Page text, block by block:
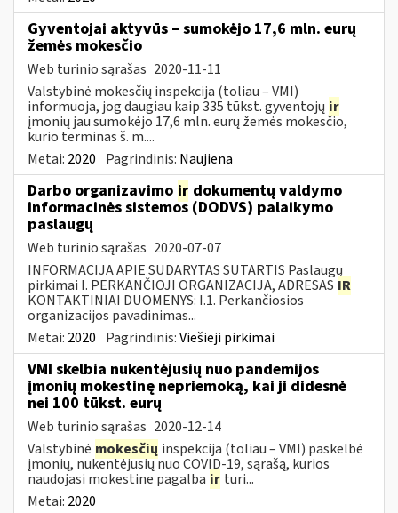
Gyventojai aktyvūs – sumokėjo 17,6 mln. eurų
žemės mokesčio
Web turinio sąrašas 2020-11-11
Valstybinė mokesčių inspekcija (toliau – VMI)
informuoja, jog daugiau kaip 335 tūkst. gyventojų ir
įmonių jau sumokėjo 17,6 mln. eurų žemės mokesčio,
kurio terminas š. m....
Metai: 2020 Pagrindinis: Naujiena
Darbo organizavimo ir dokumentų valdymo
informacinės sistemos (DODVS) palaikymo
paslaugų
Web turinio sąrašas 2020-07-07
INFORMACIJA APIE SUDARYTAS SUTARTIS Paslaugų
pirkimai I. PERKANČIOJI ORGANIZACIJA, ADRESAS IR
KONTAKTINIAI DUOMENYS: I.1. Perkančiosios
organizacijos pavadinimas...
Metai: 2020 Pagrindinis:Viešieji pirkimai
VMI skelbia nukentėjusių nuo pandemijos
įmonių mokestinę nepriemoką, kai ji didesnė
nei 100 tūkst. eurų
Web turinio sąrašas 2020-12-14
Valstybinė mokesčių inspekcija (toliau – VMI) paskelbė
įmonių, nukentėjusių nuo COVID-19, sąrašą, kurios
naudojasi mokestine pagalba ir turi...
Metai: 2020